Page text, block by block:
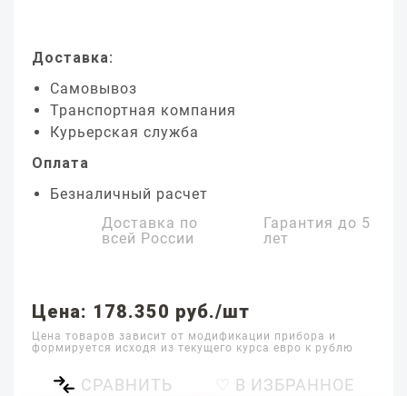
Доставка:
Самовывоз
Транспортная компания
Курьерская служба
Оплата
Безналичный расчет
Доставка по
всей России
Гарантия до 5
лет
Цена: 178.350 руб./шт
Цена товаров зависит от модификации прибора и
формируется исходя из текущего курса евро к рублю
СРАВНИТЬ ♡ В ИЗБРАННОЕ